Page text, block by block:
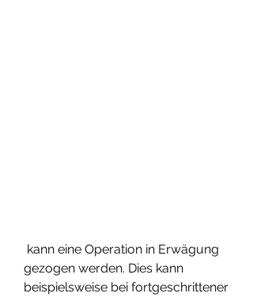
gezogen werden. Dies kann
beispielsweise bei fortgeschrittener